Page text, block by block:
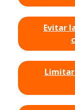
Evitar
Limitar